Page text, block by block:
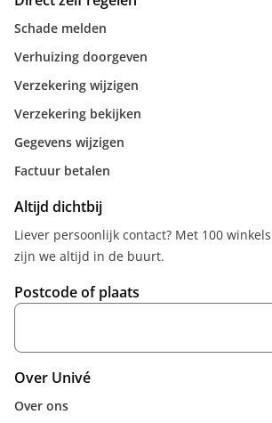
Schade melden
Verhuizing doorgeven
Verzekering wijzigen
Verzekering bekijken
Gegevens wijzigen
Factuur betalen
Altijd dichtbij
Liever persoonlijk contact? Met 100
zijn we altijd in de buurt.
Postcode of plaats
Over Univé
Over ons